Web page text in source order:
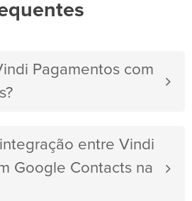
Pagamentos com
entre Vindi
Google Contacts na